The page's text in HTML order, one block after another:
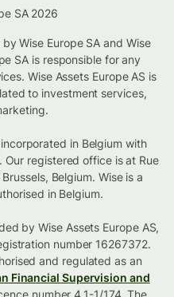
SA 2026
Wise Europe SA and Wise
SA is responsible for any
Wise Assets Europe AS is
to investment services,
in Belgium with
registered office is at Rue
Belgium. Wise is a
in Belgium.
by Wise Assets Europe AS,
number 16267372.
and regulated as an
Financial Supervision and
number 4.1-1/174. The